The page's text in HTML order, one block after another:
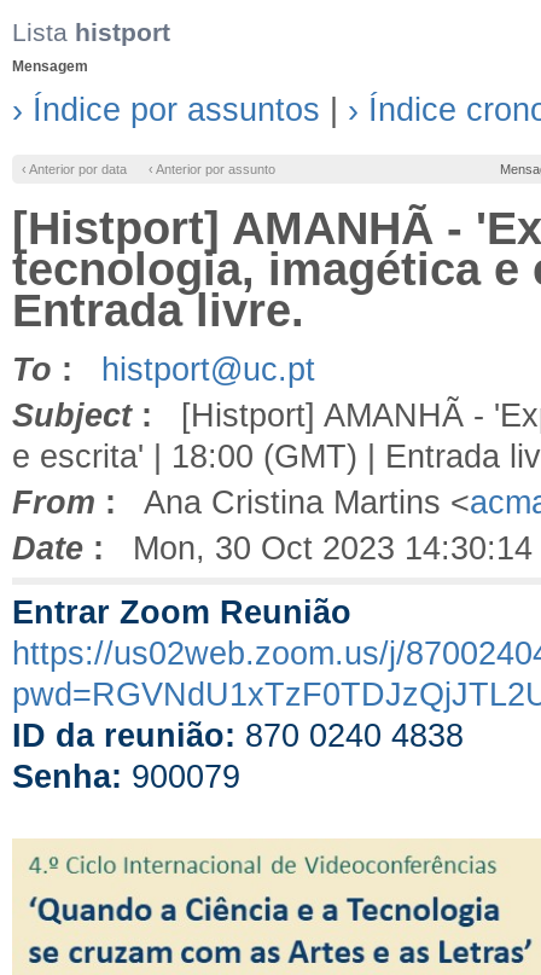
Lista histport
Mensagem
› Índice por assuntos › Índice
‹ Anterior por data ‹ Anterior por assunto
[Histport] AMANHÃ -
tecnologia, imagética e
Entrada livre.
To :
histport@uc.pt
Subject: [Histport] AMANHÃ -
e escrita' | 18:00 (GMT) | Entrada
From : Ana Cristina Martins <
Date : Mon, 30 Oct 2023 14:30:14
Entrar Zoom Reunião
https://us02web.zoom.us/j/
ID da reunião: 870 0240 4838
Senha: 900079